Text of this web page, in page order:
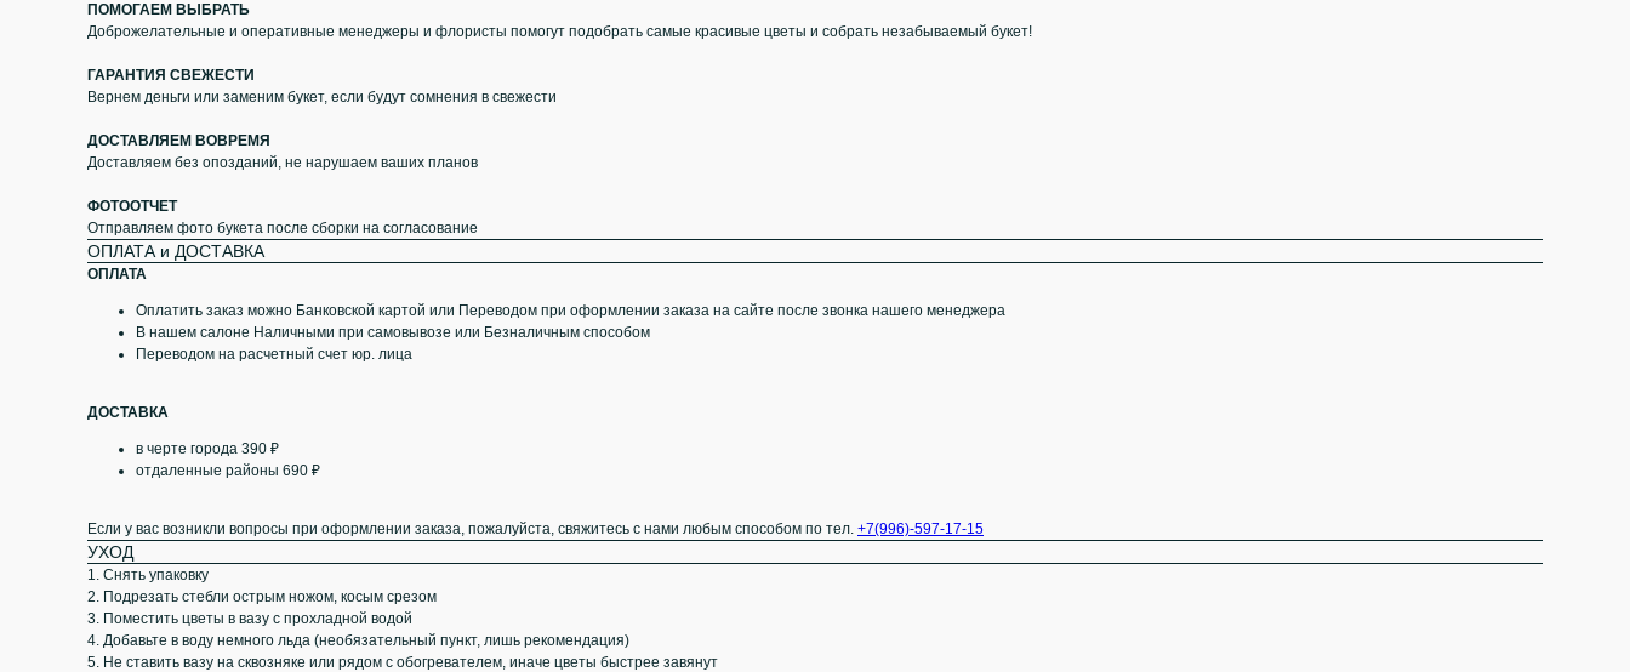
ПОМОГАЕМ ВЫБРАТЬ
Доброжелательные и оперативные менеджеры и флористы помогут подобрать самые красивые цветы и собрать незабываемый букет!
ГАРАНТИЯ СВЕЖЕСТИ
Вернем деньги или заменим букет, если будут сомнения в свежести
ДОСТАВЛЯЕМ ВОВРЕМЯ
Доставляем без опозданий, не нарушаем ваших планов
ФОТООТЧЕТ
Отправляем фото букета после сборки на согласование
ОПЛАТА и ДОСТАВКА
ОПЛАТА
Оплатить заказ можно Банковской картой или Переводом при оформлении заказа на сайте после звонка нашего менеджера
В нашем салоне Наличными при самовывозе или Безналичным способом
Переводом на расчетный счет юр. лица
ДОСТАВКА
в черте города 390 ₽
отдаленные районы 690 ₽
Если у вас возникли вопросы при оформлении заказа, пожалуйста, свяжитесь с нами любым способом по тел. +7(996)-597-17-15
УХОД
1. Снять упаковку
2. Подрезать стебли острым ножом, косым срезом
3. Поместить цветы в вазу с прохладной водой
4. Добавьте в воду немного льда (необязательный пункт, лишь рекомендация)
5. Не ставить вазу на сквозняке или рядом с обогревателем, иначе цветы быстрее завянут